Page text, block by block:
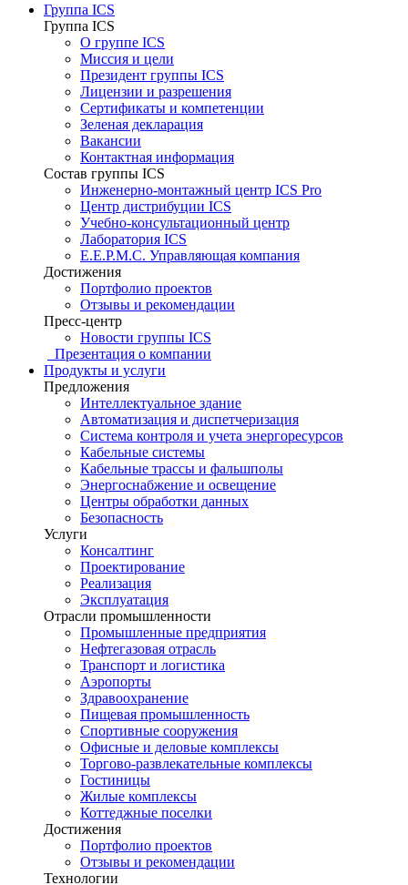
Группа ICS
Группа ICS
О группе ICS
Миссия и цели
Президент группы ICS
Лицензии и разрешения
Сертификаты и компетенции
Зеленая декларация
Вакансии
Контактная информация
Состав группы ICS
Инженерно-монтажный центр ICS Pro
Центр дистрибуции ICS
Учебно-консультационный центр
Лаборатория ICS
E.E.P.M.C. Управляющая компания
Достижения
Портфолио проектов
Отзывы и рекомендации
Пресс-центр
Новости группы ICS
Презентация о компании
Продукты и услуги
Предложения
Интеллектуальное здание
Автоматизация и диспетчеризация
Система контроля и учета энергоресурсов
Кабельные системы
Кабельные трассы и фальшполы
Энергоснабжение и освещение
Центры обработки данных
Безопасность
Услуги
Консалтинг
Проектирование
Реализация
Эксплуатация
Отрасли промышленности
Промышленные предприятия
Нефтегазовая отрасль
Транспорт и логистика
Аэропорты
Здравоохранение
Пищевая промышленность
Спортивные сооружения
Офисные и деловые комплексы
Торгово-развлекательные комплексы
Гостиницы
Жилые комплексы
Коттеджные поселки
Достижения
Портфолио проектов
Отзывы и рекомендации
Технологии